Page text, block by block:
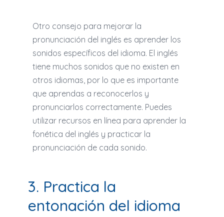
Otro consejo para mejorar la
pronunciación del inglés es aprender los
sonidos específicos del idioma. El inglés
tiene muchos sonidos que no existen en
otros idiomas, por lo que es importante
que aprendas a reconocerlos y
pronunciarlos correctamente. Puedes
utilizar recursos en línea para aprender la
fonética del inglés y practicar la
pronunciación de cada sonido.
3. Practica la
entonación del idioma